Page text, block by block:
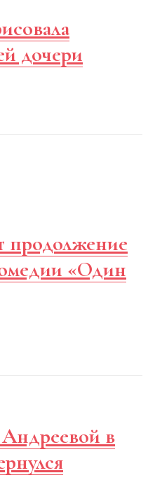
дочери
продолжение
«Один
в